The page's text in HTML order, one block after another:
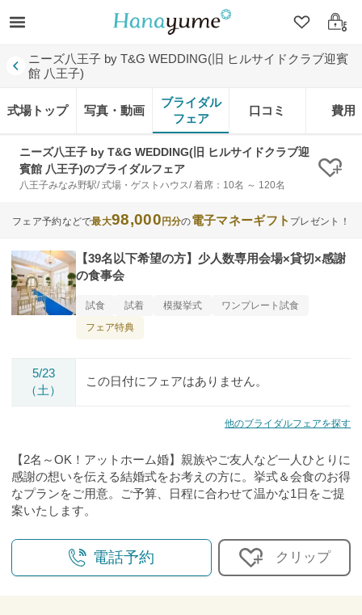
クリップ
ログ
ニーズ八王子 by T&G WEDDING(旧 ヒルサイドクラブ迎賓
館 八王子)
式場トップ 写真・動画
ブライダル
フェア
口コミ 費用
ニーズ八王子 by T&G WEDDING(旧 ヒルサイドクラブ迎
賓館 八王子)のブライダルフェア
八王子みなみ野駅/ 式場・ゲストハウス/ 着席：10名 ～ 120名 ク
フェア予約などで最大98,000円分の電子マネーギフト プレゼント！
【39名以下希望の方】少人数専用会場×貸切×感謝
の食事会
試食 試着 模擬挙式
ワンプレート試食
フェア特典
5/23
（土）
この日付にフェアはありません。
他のブライダルフェアを探す
【2名～OK！アットホーム婚】親族やご友人など一人ひとりに
感謝の想いを伝える結婚式をお考えの方に。挙式＆会食のお得
なプランをご用意。ご予算、日程に合わせて温かな1日をご提
案いたします。
電話予約 クリップ